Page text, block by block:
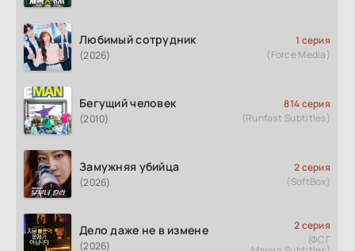
Любимый сотрудник
(2026)
1 серия
(Force Media)
Бегущий человек
(2010)
814 серия
(Runfast.Subtitles)
Замужняя убийца
(2026)
2 серия
(SoftBox)
Дело даже не в измене
(2026)
2 серия
(ФСГ